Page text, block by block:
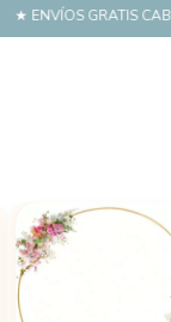
★ ENVÍOS GRATIS